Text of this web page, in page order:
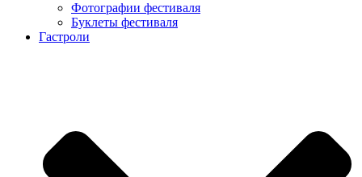
Фотографии фестиваля
Буклеты фестиваля
Гастроли